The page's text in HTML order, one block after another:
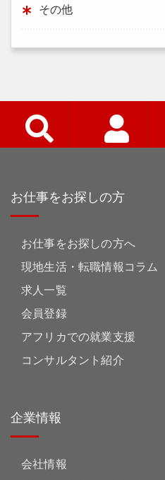
その他
お仕事をお探しの方
お仕事をお探しの方へ
現地生活・転職情報コラム
求人一覧
会員登録
アフリカでの就業支援
コンサルタント紹介
企業情報
会社情報